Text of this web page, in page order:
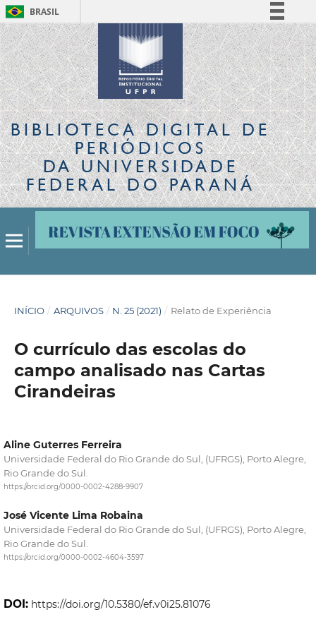
BRASIL
Simplifique!
Comunica BR
Participe
Acesso à informação
Legislação
Canais
BIBLIOTECA DIGITALDE
PERIÓDICOS
DA UNIVERSIDADE
FEDERAL DO PARANÁ
INÍCIO / ARQUIVOS / N. 25 (2021) / Relato de Experiência
O currículo das escolas do
campo analisado nas Cartas
Cirandeiras
Aline Guterres Ferreira
Universidade Federal do Rio Grande do Sul, (UFRGS), Porto Alegre,
Rio Grande do Sul.
https://orcid.org/0000-0002-4288-9907
José Vicente Lima Robaina
Universidade Federal do Rio Grande do Sul, (UFRGS), Porto Alegre,
Rio Grande do Sul.
https://orcid.org/0000-0002-4604-3597
DOI: https://doi.org/10.5380/ef.v0i25.81076